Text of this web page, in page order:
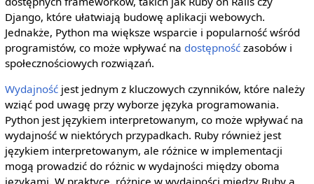
Django, które ułatwiają budowę aplikacji webowych.
Jednakże, Python ma większe wsparcie i popularność wśród
programistów, co może wpływać na dostępnośćzasobów i
społecznościowych rozwiązań.
Wydajnośćjest jednym z kluczowych czynników, które należy
wziąć pod uwagę przy wyborze języka programowania.
Python jest językiem interpretowanym, co może wpływać na
wydajność w niektórych przypadkach. Ruby również jest
językiem interpretowanym, ale różnice w implementacji
mogą prowadzić do różnic w wydajności między oboma